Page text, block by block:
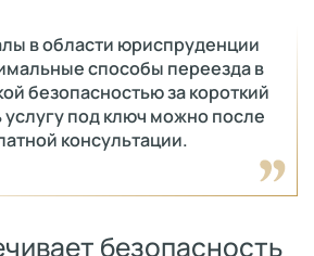
в области юриспруденции
способы переезда в
безопасностью за короткий
услугу под ключ можно после
консультации.
безопасность